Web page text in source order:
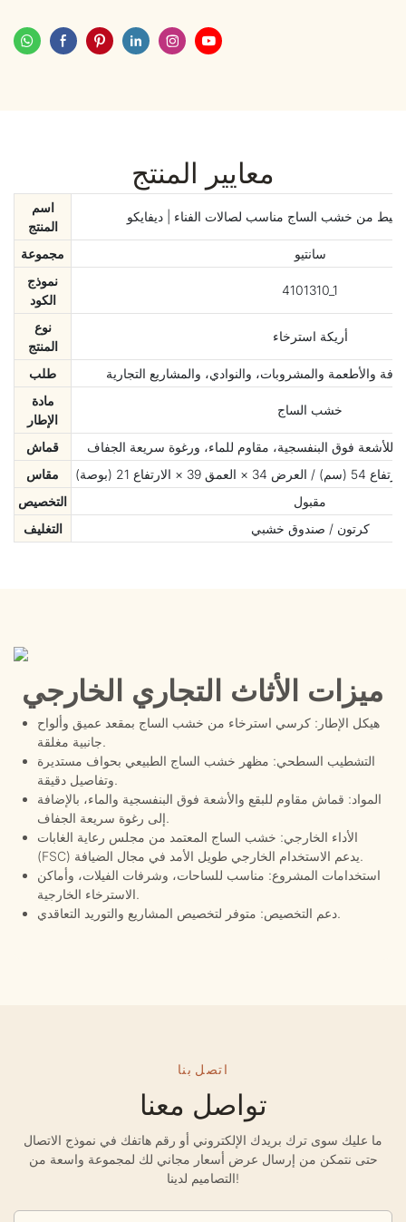
معايير المنتج
اسم
المنتج
من خشب الساج مناسب لصالات الفناء | ديفايكو
مجموعة
سانتيو
نموذج
الكود
4101310_1
نوع
المنتج
أريكة استرخاء
طلب
والأطعمة والمشروبات، والنوادي، والمشاريع التجارية
مادة
الإطار
خشب الساج
قماش
للأشعة فوق البنفسجية، مقاوم للماء، ورغوة سريعة الجفاف
مقاس
التخصيص
مقبول
التغليف
كرتون / صندوق خشبي
ميزات الأثاث التجاري الخارجي
هيكل الإطار: كرسي استرخاء من خشب الساج بمقعد عميق وألواح
جانبية مغلقة.
التشطيب السطحي: مظهر خشب الساج الطبيعي بحواف مستديرة
وتفاصيل دقيقة.
المواد: قماش مقاوم للبقع والأشعة فوق البنفسجية والماء، بالإضافة
إلى رغوة سريعة الجفاف.
الأداء الخارجي: خشب الساج المعتمد من مجلس رعاية الغابات
(FSC) يدعم الاستخدام الخارجي طويل الأمد في مجال الضيافة.
استخدامات المشروع: مناسب للساحات، وشرفات الفيلات، وأماكن
الاسترخاء الخارجية.
دعم التخصيص: متوفر لتخصيص المشاريع والتوريد التعاقدي.
اتصل بنا
تواصل معنا
ما عليك سوى ترك بريدك الإلكتروني أو رقم هاتفك في نموذج الاتصال
حتى نتمكن من إرسال عرض أسعار مجاني لك لمجموعة واسعة من
التصاميم لدينا!